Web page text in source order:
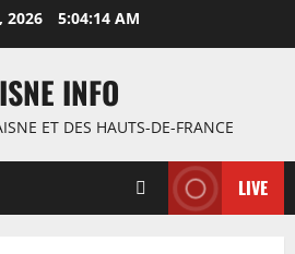
2026 5:04:15 AM
INFO
ET DES HAUTS-DE-FRANCE
LIVE